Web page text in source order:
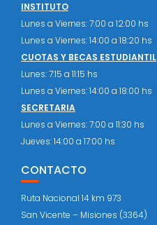
INSTITUTO
Lunes a Viernes: 7:00 a 12:00 hs
Lunes a Viernes: 14:00 a 18:20 hs
CUOTAS Y BECAS ESTUDIANTIL
Lunes: 7:15 a 11:15 hs
Lunes a Viernes: 14:00 a 18:00 hs
SECRETARIA
Lunes a Viernes: 7:00 a 11:30 hs
Jueves: 14:00 a 17:00 hs
CONTACTO
Ruta Nacional 14 km 973
San Vicente – Misiones (3364)